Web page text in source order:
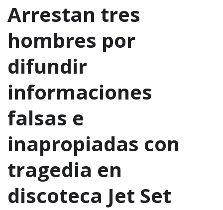
Arrestan tres
hombres por
difundir
informaciones
falsas e
inapropiadas con
tragedia en
discoteca Jet Set